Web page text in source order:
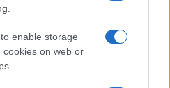
enable storage
cookies on web or